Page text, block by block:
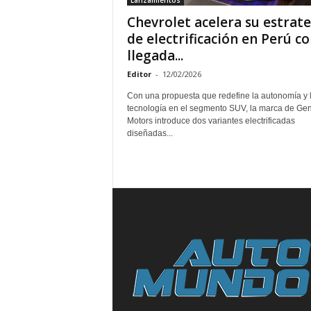
Chevrolet acelera su
de electrificación en Perú
llegada...
Editor - 12/02/2026
Con una propuesta que redefine la autonomía y
tecnología en el segmento SUV, la marca de
Motors introduce dos variantes electrificadas
diseñadas...